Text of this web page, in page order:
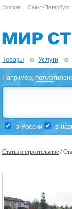
Москва Санкт-Петербург
Товары Услуги
Например,
в России в
Статьи о строительстве /